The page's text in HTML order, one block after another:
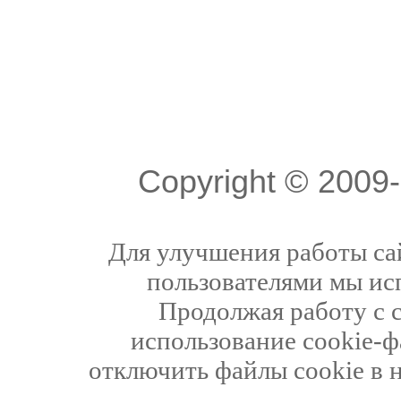
Copyright ©
Для улучшения работы
пользователями мы
Продолжая работу с
использование cookie-
отключить файлы cookie в